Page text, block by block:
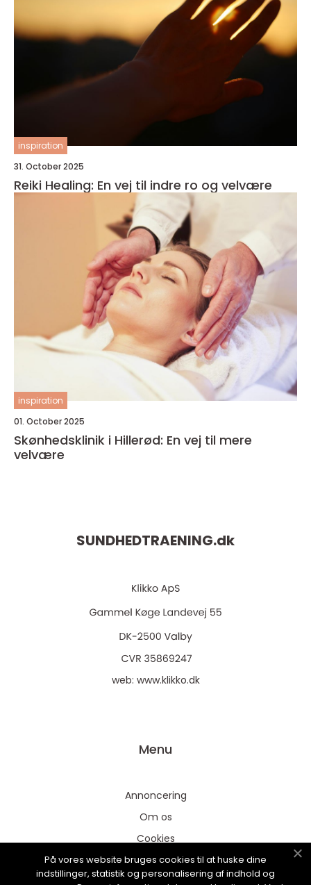
inspiration
31. October 2025
Reiki Healing: En vej til indre ro og velvære
inspiration
01. October 2025
Skønhedsklinik i Hillerød: En vej til mere
velvære
SUNDHEDTRAENING.dk
web: www.klikko.dk
Menu
Annoncering
Om os
Cookies
Kontakt os
Sitemap
På vores website bruges cookies til at huske dine
indstillinger, statistik og personalisering af indhold og